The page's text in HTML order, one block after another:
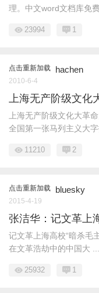
理。中文word文档库免
23994 1
点击重新加载 hachen
2010-6-4
上海无产阶级文化
上海无产阶级文化大革
全国第一张马列主义大字
11210 2
点击重新加载 bluesky
2015-4-19
张洁华：记文革上
记文革上海高校“暗杀毛
在文革浩劫中的中国大 ...
25932 1